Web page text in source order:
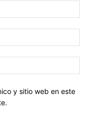
y sitio web en este